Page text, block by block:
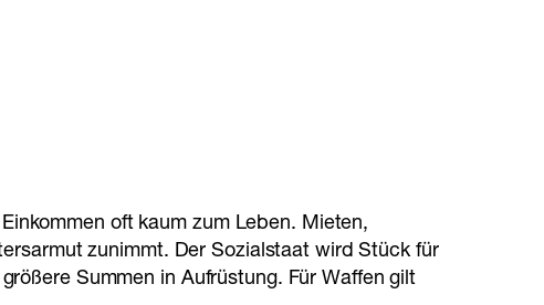
oft kaum zum Leben. Mieten,
zunimmt. Der Sozialstaat wird Stück für
Summen in Aufrüstung. Für Waffen gilt